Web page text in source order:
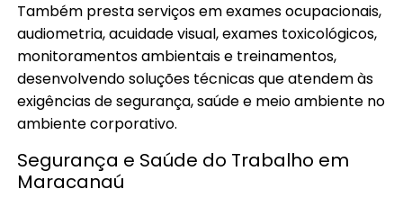
Também presta serviços em exames ocupacionais,
audiometria, acuidade visual, exames toxicológicos,
monitoramentos ambientais e treinamentos,
desenvolvendo soluções técnicas que atendem às
exigências de segurança, saúde e meio ambiente no
ambiente corporativo.
Segurança e Saúde do Trabalho em
Maracanaú